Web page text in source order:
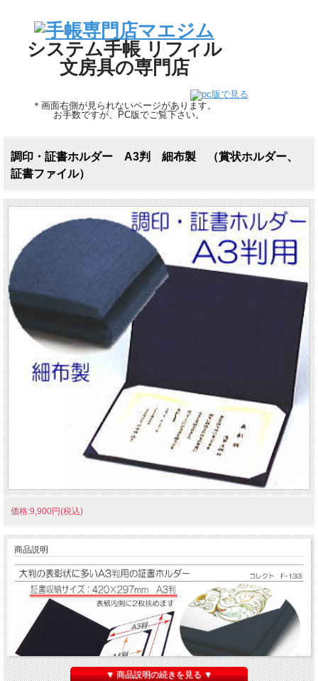
システム手帳 リフィル
文房具の専門店
＊画面右側が見られないページがあります。
お手数ですが、PC版でご覧下さい。
調印・証書ホルダー A3判 細布製 （賞状ホルダー、
証書ファイル）
価格:9,900円(税込)
商品説明
▼ 商品説明の続きを見る ▼